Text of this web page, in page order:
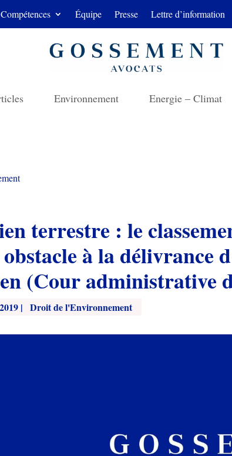
Compétences Équipe Presse Lettre d’information
Environnement Energie – Climat
terrestre : le
à la délivrance
(Cour administrative
| Droit de l'Environnement